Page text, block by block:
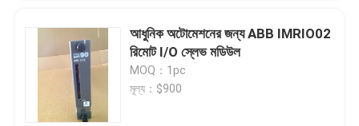
আধুনিক অটোমেশনের জন্য ABB IMRIO02
রিমোট I/O স্লেভ মডিউল
MOQ：1pc
মূল্য：$900